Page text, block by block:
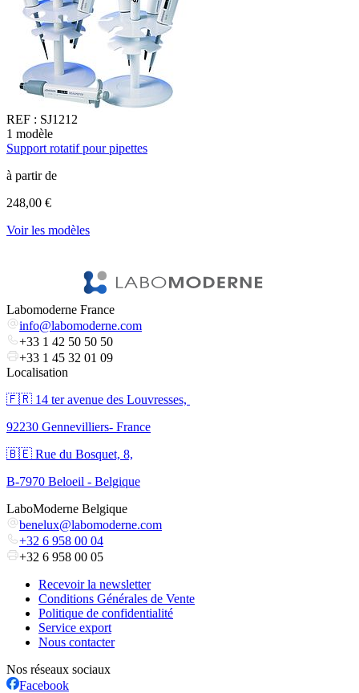
REF : SJ1212
1 modèle
Support rotatif pour pipettes
à partir de
248,00 €
Voir les modèles
Labomoderne France
info@labomoderne.com
+33 1 42 50 50 50
+33 1 45 32 01 09
Localisation
🇫🇷 ​14 ter avenue des Louvresses,
92230 Gennevilliers- France
🇧🇪 Rue du Bosquet, 8,
B-7970 Beloeil - Belgique
LaboModerne Belgique
benelux@labomoderne.com
+32 6 958 00 04
+32 6 958 00 05
Recevoir la newsletter
Conditions Générales de Vente
Politique de confidentialité
Service export
Nous contacter
Nos réseaux sociaux
Facebook